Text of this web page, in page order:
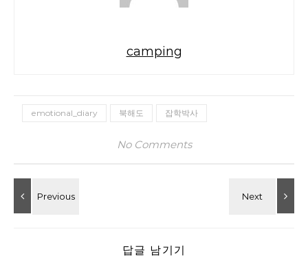
camping
emotional_diary 북해도 잡학박사
No Comments
답글 남기기